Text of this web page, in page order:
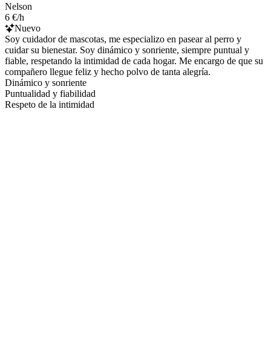
Nelson
6 €/h
Nuevo
Soy cuidador de mascotas, me especializo en pasear al perro y
cuidar su bienestar. Soy dinámico y sonriente, siempre puntual y
fiable, respetando la intimidad de cada hogar. Me encargo de que su
compañero llegue feliz y hecho polvo de tanta alegría.
Dinámico y sonriente
Puntualidad y fiabilidad
Respeto de la intimidad